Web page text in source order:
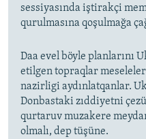
sessiyasında iştirakçi
qurulmasına qoşulmağa
Daa evel böyle planlarını
etilgen topraqlar
nazirligi aydınlatqanlar.
Donbastaki zıddiyetni
qurtaruv muzakere
olmalı, dep tüşüne.